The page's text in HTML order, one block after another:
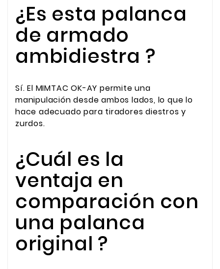
¿Es esta palanca
de armado
ambidiestra ?
Sí. El MIMTAC OK-AY permite una
manipulación desde ambos lados, lo que lo
hace adecuado para tiradores diestros y
zurdos.
¿Cuál es la
ventaja en
comparación con
una palanca
original ?